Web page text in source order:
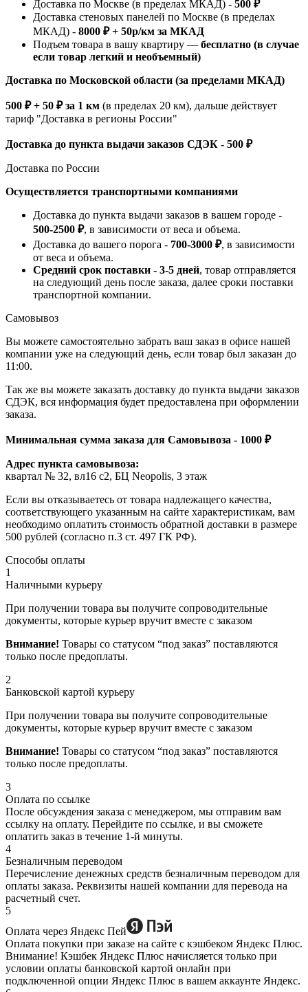
Доставка по Москве (в пределах МКАД) - 500 ₽
Доставка стеновых панелей по Москве (в пределах
МКАД) - 8000 ₽ + 50р/км за МКАД
Подъем товара в вашу квартиру — бесплатно (в случае
если товар легкий и необъемный)
Доставка по Московской области (за пределами МКАД)
500 ₽ + 50 ₽ за 1 км (в пределах 20 км), дальше действует
тариф "Доставка в регионы России"
Доставка до пункта выдачи заказов СДЭК - 500 ₽
Доставка по России
Осуществляется транспортными компаниями
Доставка до пункта выдачи заказов в вашем городе -
500-2500 ₽, в зависимости от веса и объема.
Доставка до вашего порога - 700-3000 ₽, в зависимости
от веса и объема.
Средний срок поставки - 3-5 дней, товар отправляется
на следующий день после заказа, далее сроки поставки
транспортной компании.
Самовывоз
Вы можете самостоятельно забрать ваш заказ в офисе нашей
компании уже на следующий день, если товар был заказан до
11:00.
Так же вы можете заказать доставку до пункта выдачи заказов
СДЭК, вся информация будет предоставлена при оформлении
заказа.
Минимальная сумма заказа для Самовывоза - 1000 ₽
Адрес пункта самовывоза:
квартал № 32, вл16 с2, БЦ Neopolis, 3 этаж
Если вы отказываетесь от товара надлежащего качества,
соответствующего указанным на сайте характеристикам, вам
необходимо оплатить стоимость обратной доставки в размере
500 рублей (согласно п.3 ст. 497 ГК РФ).
Способы оплаты
1
Наличными курьеру
При получении товара вы получите сопроводительные
документы, которые курьер вручит вместе с заказом
Внимание! Товары со статусом “под заказ” поставляются
только после предоплаты.
2
Банковской картой курьеру
При получении товара вы получите сопроводительные
документы, которые курьер вручит вместе с заказом
Внимание! Товары со статусом “под заказ” поставляются
только после предоплаты.
3
Оплата по ссылке
После обсуждения заказа с менеджером, мы отправим вам
ссылку на оплату. Перейдите по ссылке, и вы сможете
оплатить заказ в течение 1-й минуты.
4
Безналичным переводом
Перечисление денежных средств безналичным переводом для
оплаты заказа. Реквизиты нашей компании для перевода на
расчетный счет.
5
Оплата через Яндекс Пей
Оплата покупки при заказе на сайте с кэшбеком Яндекс Плюс.
Внимание! Кэшбек Яндекс Плюс начисляется только при
условии оплаты банковской картой онлайн при
подключенной опции Яндекс Плюс в вашем аккаунте Яндекс.